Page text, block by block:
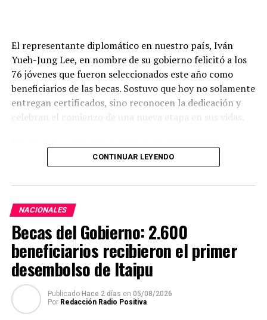
El representante diplomático en nuestro país, Iván
Yueh-Jung Lee, en nombre de su gobierno felicitó a los
76 jóvenes que fueron seleccionados este año como
beneficiarios de las becas. Sostuvo que hoy no solamente
entregan certificados, sino reconocen la dedicación y
celebran el comienzo de una nueva etapa en sus vidas.
Taiwán; 13 del Fondo de Cooperación y Desarrollo
Development Fund) de la República de China (Taiwán
(ICDF); 10 Huayu para estudio del idioma mandarín y 2
becas de Maestría en Ciencias Policiales, con los que
totalizan 76 becas.
Expresó que cada uno de los becarios seguirá un camino
diferente, pero todos tendrán la oportunidad de
conocer Taiwán, recibir buena educación de alta calidad
y vivir una experiencia que transformará sus vidas.
CONTINUAR LEYENDO
NACIONALES
Becas del Gobierno: 2.600
beneficiarios recibieron el primer
desembolso de Itaipu
Publicado Hace 2 días en 05/08/2026
Por Redacción Radio Positiva